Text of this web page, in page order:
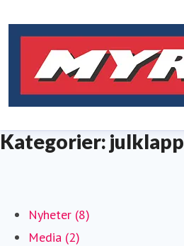
Kategorier: julklapp
Nyheter (8)
Media (2)